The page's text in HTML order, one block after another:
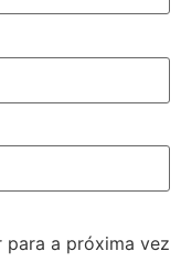
para a próxima vez